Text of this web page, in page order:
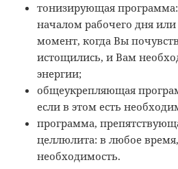
тонизирующая
началом рабочего дня
момент, когда Вы
истощились, и Вам
энергии;
общеукрепляющая
если в этом есть
программа,
целлюлита: в любое
необходимость.